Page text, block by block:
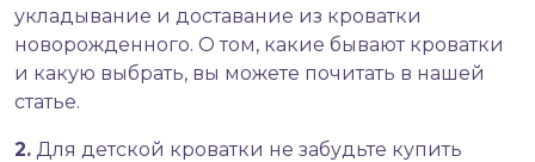
укладывание и доставание из кроватки
новорожденного. О том, какие бывают кроватки
и какую выбрать, вы можете почитать в нашей
статье.
2. Для детской кроватки не забудьте купить